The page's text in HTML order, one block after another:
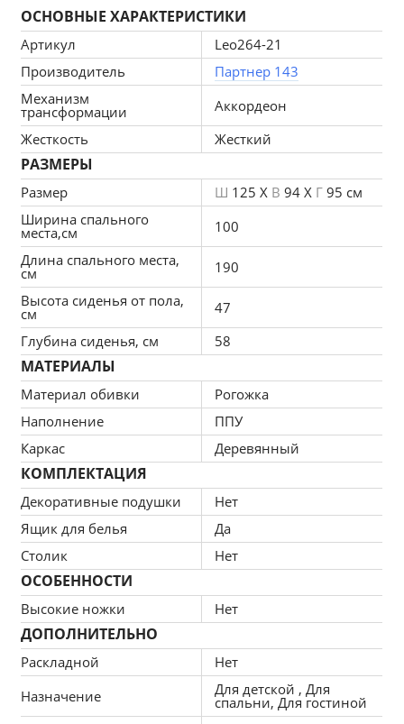
малогабаритных помещений. Механизм по
принципу «гармошки»: для превращения дивана в
кровать необходимо слегка приподнять сидение
до щелчка, затем выдвинуть сидение вперёд.
Обивка дивана выполнена в популярных
оттенков рогожки.
В диване имеется  ящик для белья
Сборка не требуется.
Основные преимущества дивана:
пенополиуретан: упругий материал,
моментально восстанавливает форму,
правильно поддерживает тело во время сна и
отдыха;
ящик для белья
: лёгкий доступ к запасным или
основным наборам постельного белья;
узкие подлокотники
: прибавляют мебели
утонченный, элегантный облик;
деревянный каркас
: переносит чрезмерные
регулярные нагрузки и при этом совершенно
не деформируется;
ОСНОВНЫЕ ХАРАКТЕРИСТИКИ
Артикул
Leo264-21
Производитель
Партнер 143
Механизм
трансформации
Аккордеон
Жесткость
Жесткий
РАЗМЕРЫ
Размер Ш 125 X В 94 X Г 95 см
Ширина спального
места,см
100
Длина спального места,
см
190
Высота сиденья от пола,
см
47
Глубина сиденья, см
58
МАТЕРИАЛЫ
Материал обивки
Рогожка
Наполнение
ППУ
Каркас
Деревянный
КОМПЛЕКТАЦИЯ
Декоративные подушки
Нет
Ящик для белья
Да
Столик
Нет
ОСОБЕННОСТИ
Высокие ножки Нет
ДОПОЛНИТЕЛЬНО
Раскладной
Нет
Назначение
Для детской , Для
спальни, Для гостиной